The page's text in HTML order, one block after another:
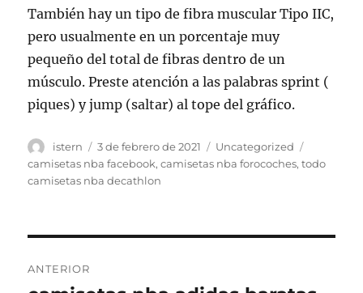
También hay un tipo de fibra muscular Tipo IIC,
pero usualmente en un porcentaje muy
pequeño del total de fibras dentro de un
músculo. Preste atención a las palabras sprint (
piques) y jump (saltar) al tope del gráfico.
Autor
istern
Publicado
el
3 de febrero de 2021 Categorías
Uncategorized
camisetas nba facebook,camisetas nba forocoches,todo
camisetas nba decathlon
de
ANTERIOR